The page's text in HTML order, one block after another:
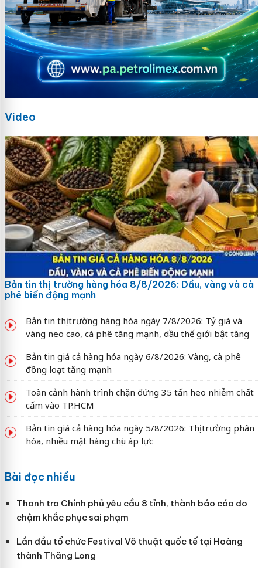
Video
Bản tin thị trường hàng hóa 8/8/2026: Dầu, vàng và cà
phê biến động mạnh
Bản tin thị trường hàng hóa ngày 7/8/2026: Tỷ giá và
vàng neo cao, cà phê tăng mạnh, dầu thế giới bật tăng
Bản tin giá cả hàng hóa ngày 6/8/2026: Vàng, cà phê
đồng loạt tăng mạnh
Toàn cảnh hành trình chặn đứng 35 tấn heo nhiễm chất
cấm vào TP.HCM
Bản tin giá cả hàng hóa ngày 5/8/2026: Thị trường phân
hóa, nhiều mặt hàng chịu áp lực
Bài đọc nhiều
Thanh tra Chính phủ yêu cầu 8 tỉnh, thành báo cáo do
chậm khắc phục sai phạm
Lần đầu tổ chức Festival Võ thuật quốc tế tại Hoàng
thành Thăng Long